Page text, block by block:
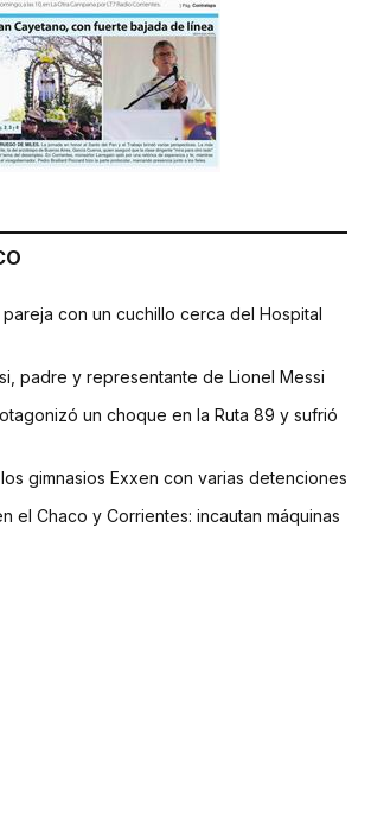
con un cuchillo cerca del Hospital
padre y representante de Lionel Messi
un choque en la Ruta 89 y sufrió
gimnasios Exxen con varias detenciones
el Chaco y Corrientes: incautan máquinas